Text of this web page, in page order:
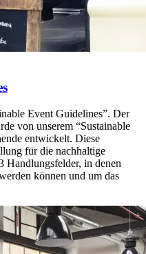
Event Guidelines”. Der
von unserem “Sustainable
entwickelt. Diese
für die nachhaltige
Handlungsfelder, in denen
können und um das